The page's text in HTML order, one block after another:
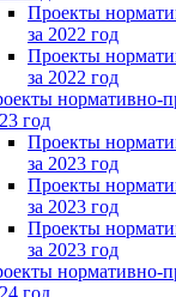
Проекты
за 2022 год
Проекты
за 2022 год
нормативно-
год
Проекты
за 2023 год
Проекты
за 2023 год
Проекты
за 2023 год
нормативно-
год